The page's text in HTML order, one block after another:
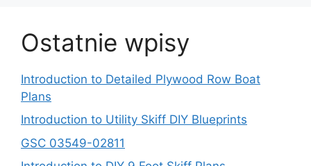
Ostatnie wpisy
Introduction to Detailed Plywood Row Boat
Plans
Introduction to Utility Skiff DIY Blueprints
GSC 03549-02811